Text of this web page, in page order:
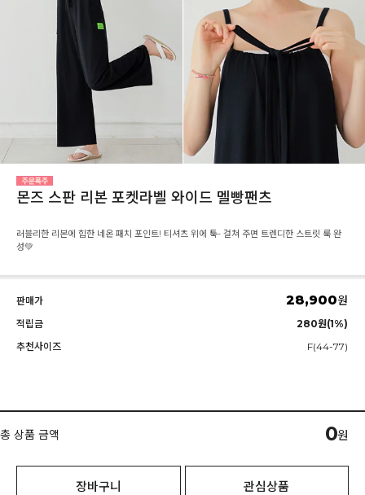
몬즈 스판 리본 포켓라벨 와이드 멜빵팬츠
러블리한 리본에 힙한 네온 패치 포인트! 티셔츠 위에 툭- 걸쳐 주면 트렌디한 스트릿 룩 완
성💚
판매가 28,900원
적립금
280원(1%)
추천사이즈
F(44-77)
총 상품 금액 0원
장바구니 관심상품